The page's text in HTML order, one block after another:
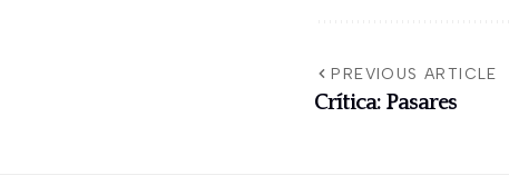
PREVIOUS ARTICLE
Crítica: Pasares